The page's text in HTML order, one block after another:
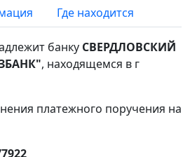
Где находится
банку СВЕРДЛОВСКИЙ
, находящемся в г
платежного поручения на